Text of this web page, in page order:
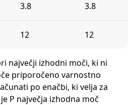
3.8 3.8
12 12
največji izhodni moči, ki ni
priporočeno varnostno
po enačbi, ki velja za
P največja izhodna moč